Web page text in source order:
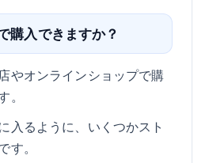
購入できますか？
やオンラインショップで購
。
入るように、いくつかスト
す。